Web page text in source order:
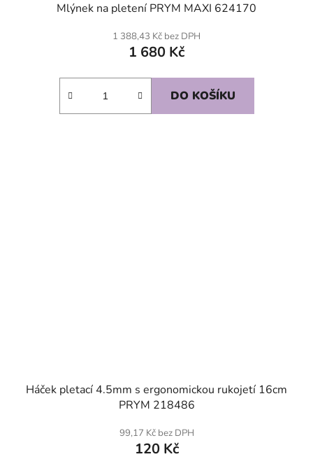
Mlýnek na pletení PRYM MAXI 624170
1 388,43 Kč bez DPH
1 680 Kč
DO KOŠÍKU
Háček pletací 4.5mm s ergonomickou rukojetí 16cm
PRYM 218486
99,17 Kč bez DPH
120 Kč